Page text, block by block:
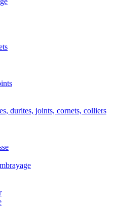
durites, joints, cornets, colliers